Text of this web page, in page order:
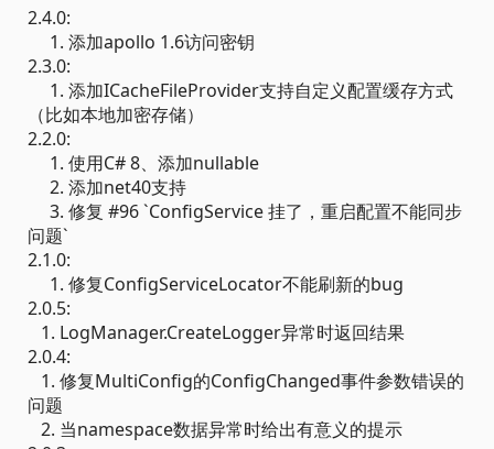
2.4.0:
1. 添加apollo 1.6访问密钥
2.3.0:
1. 添加ICacheFileProvider支持自定义配置缓存方式
（比如本地加密存储）
2.2.0:
1. 使用C# 8、添加nullable
2. 添加net40支持
3. 修复 #96 `ConfigService 挂了，重启配置不能同步
问题`
2.1.0:
1. 修复ConfigServiceLocator不能刷新的bug
2.0.5:
1. LogManager.CreateLogger异常时返回结果
2.0.4:
1. 修复MultiConfig的ConfigChanged事件参数错误的
问题
2. 当namespace数据异常时给出有意义的提示